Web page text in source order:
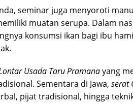
seminar juga menyoroti
muatan serupa. Dalam
konsumsi ikan bagi ibu
Usada Taru Pramanayang
Sementara di Jawa, serat
pijat tradisional, hingga